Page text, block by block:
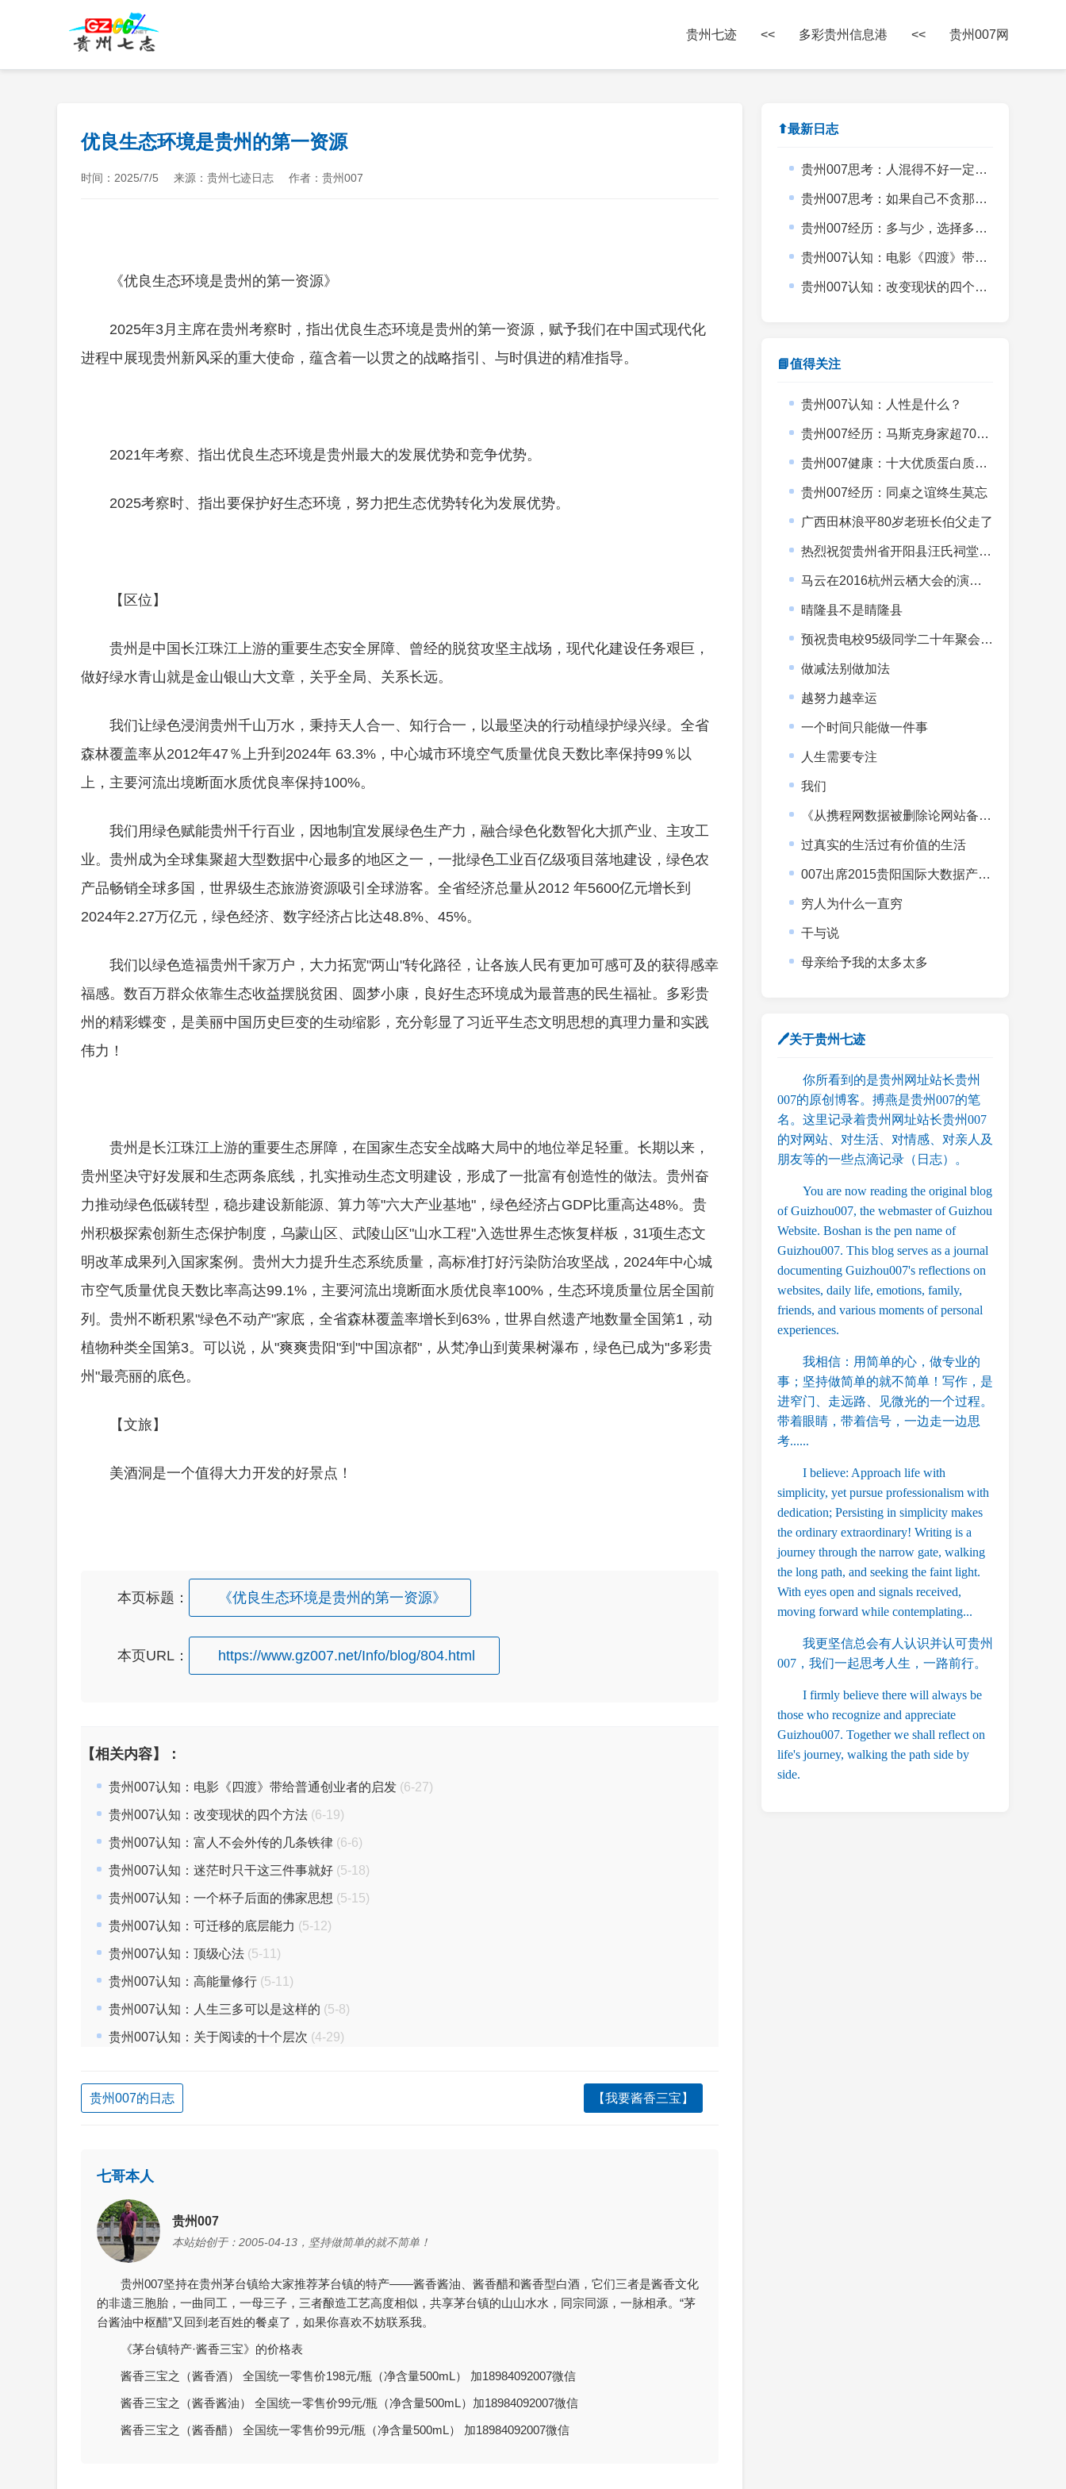
贵州七迹 << 多彩贵州信息港 << 贵州007网
优良生态环境是贵州的第一资源
时间：2025/7/5 来源：贵州七迹日志 作者：贵州007
《优良生态环境是贵州的第一资源》
2025年3月主席在贵州考察时，指出优良生态环境是贵州的第一资源，赋予我们在中国式现代化
进程中展现贵州新风采的重大使命，蕴含着一以贯之的战略指引、与时俱进的精准指导。
2021年考察、指出优良生态环境是贵州最大的发展优势和竞争优势。
2025考察时、指出要保护好生态环境，努力把生态优势转化为发展优势。
【区位】
贵州是中国长江珠江上游的重要生态安全屏障、曾经的脱贫攻坚主战场，现代化建设任务艰巨，
做好绿水青山就是金山银山大文章，关乎全局、关系长远。
我们让绿色浸润贵州千山万水，秉持天人合一、知行合一，以最坚决的行动植绿护绿兴绿。全省
森林覆盖率从2012年47％上升到2024年 63.3%，中心城市环境空气质量优良天数比率保持99％以
上，主要河流出境断面水质优良率保持100%。
我们用绿色赋能贵州千行百业，因地制宜发展绿色生产力，融合绿色化数智化大抓产业、主攻工
业。贵州成为全球集聚超大型数据中心最多的地区之一，一批绿色工业百亿级项目落地建设，绿色农
产品畅销全球多国，世界级生态旅游资源吸引全球游客。全省经济总量从2012 年5600亿元增长到
2024年2.27万亿元，绿色经济、数字经济占比达48.8%、45%。
我们以绿色造福贵州千家万户，大力拓宽"两山"转化路径，让各族人民有更加可感可及的获得感幸
福感。数百万群众依靠生态收益摆脱贫困、圆梦小康，良好生态环境成为最普惠的民生福祉。多彩贵
州的精彩蝶变，是美丽中国历史巨变的生动缩影，充分彰显了习近平生态文明思想的真理力量和实践
伟力！
贵州是长江珠江上游的重要生态屏障，在国家生态安全战略大局中的地位举足轻重。长期以来，
贵州坚决守好发展和生态两条底线，扎实推动生态文明建设，形成了一批富有创造性的做法。贵州奋
力推动绿色低碳转型，稳步建设新能源、算力等"六大产业基地"，绿色经济占GDP比重高达48%。贵
州积极探索创新生态保护制度，乌蒙山区、武陵山区"山水工程"入选世界生态恢复样板，31项生态文
明改革成果列入国家案例。贵州大力提升生态系统质量，高标准打好污染防治攻坚战，2024年中心城
市空气质量优良天数比率高达99.1%，主要河流出境断面水质优良率100%，生态环境质量位居全国前
列。贵州不断积累"绿色不动产"家底，全省森林覆盖率增长到63%，世界自然遗产地数量全国第1，动
植物种类全国第3。可以说，从"爽爽贵阳"到"中国凉都"，从梵净山到黄果树瀑布，绿色已成为"多彩贵
州"最亮丽的底色。
【文旅】
美酒洞是一个值得大力开发的好景点！
本页标题： 《优良生态环境是贵州的第一资源》
本页URL： https://www.gz007.net/Info/blog/804.html
【相关内容】：
贵州007认知：电影《四渡》带给普通创业者的启发 (6-27)
贵州007认知：改变现状的四个方法 (6-19)
贵州007认知：富人不会外传的几条铁律 (6-6)
贵州007认知：迷茫时只干这三件事就好 (5-18)
贵州007认知：一个杯子后面的佛家思想 (5-15)
贵州007认知：可迁移的底层能力 (5-12)
贵州007认知：顶级心法 (5-11)
贵州007认知：高能量修行 (5-11)
贵州007认知：人生三多可以是这样的 (5-8)
贵州007认知：关于阅读的十个层次 (4-29)
贵州007的日志 【我要酱香三宝】
七哥本人
贵州007
本站始创于：2005-04-13，坚持做简单的就不简单！
贵州007坚持在贵州茅台镇给大家推荐茅台镇的特产——酱香酱油、酱香醋和酱香型白酒，它们三者是酱香文化
的非遗三胞胎，一曲同工，一母三子，三者酿造工艺高度相似，共享茅台镇的山山水水，同宗同源，一脉相承。“茅
台酱油中枢醋”又回到老百姓的餐桌了，如果你喜欢不妨联系我。
《茅台镇特产·酱香三宝》的价格表
酱香三宝之（酱香酒） 全国统一零售价198元/瓶（净含量500mL） 加18984092007微信
酱香三宝之（酱香酱油） 全国统一零售价99元/瓶（净含量500mL）加18984092007微信
酱香三宝之（酱香醋） 全国统一零售价99元/瓶（净含量500mL） 加18984092007微信
⬆最新日志
贵州007思考：人混得不好一定有原因
贵州007思考：如果自己不贪那有的人生意义会不会更上一层楼？
贵州007经历：多与少，选择多反而是目标小
贵州007认知：电影《四渡》带给普通创业者的启发
贵州007认知：改变现状的四个方法
📘值得关注
贵州007认知：人性是什么？
贵州007经历：马斯克身家超7000亿美元而007没有半间书房
贵州007健康：十大优质蛋白质排行榜
贵州007经历：同桌之谊终生莫忘
广西田林浪平80岁老班长伯父走了
热烈祝贺贵州省开阳县汪氏祠堂落成暨宗亲会成立
马云在2016杭州云栖大会的演讲全文
晴隆县不是睛隆县
预祝贵电校95级同学二十年聚会圆满举行
做减法别做加法
越努力越幸运
一个时间只能做一件事
人生需要专注
我们
《从携程网数据被删除论网站备份的重要性》
过真实的生活过有价值的生活
007出席2015贵阳国际大数据产业博览会暨全球大数据时代贵阳峰会
穷人为什么一直穷
干与说
母亲给予我的太多太多
🖊关于贵州七迹
你所看到的是贵州网址站长贵州
007的原创博客。搏燕是贵州007的笔
名。这里记录着贵州网址站长贵州007
的对网站、对生活、对情感、对亲人及
朋友等的一些点滴记录（日志）。
You are now reading the original blog
of Guizhou007, the webmaster of Guizhou
Website. Boshan is the pen name of
Guizhou007. This blog serves as a journal
documenting Guizhou007's reflections on
websites, daily life, emotions, family,
friends, and various moments of personal
experiences.
我相信：用简单的心，做专业的
事；坚持做简单的就不简单！写作，是
进窄门、走远路、见微光的一个过程。
带着眼睛，带着信号，一边走一边思
考......
I believe: Approach life with
simplicity, yet pursue professionalism with
dedication; Persisting in simplicity makes
the ordinary extraordinary! Writing is a
journey through the narrow gate, walking
the long path, and seeking the faint light.
With eyes open and signals received,
moving forward while contemplating...
我更坚信总会有人认识并认可贵州
007，我们一起思考人生，一路前行。
I firmly believe there will always be
those who recognize and appreciate
Guizhou007. Together we shall reflect on
life's journey, walking the path side by
side.